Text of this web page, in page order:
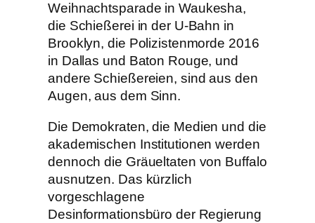
Weihnachtsparade in Waukesha,
die Schießerei in der U-Bahn in
Brooklyn, die Polizistenmorde 2016
in Dallas und Baton Rouge, und
andere Schießereien, sind aus den
Augen, aus dem Sinn.
Die Demokraten, die Medien und die
akademischen Institutionen werden
dennoch die Gräueltaten von Buffalo
ausnutzen. Das kürzlich
vorgeschlagene
Desinformationsbüro der Regierung